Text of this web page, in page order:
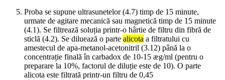
Proba se supune ultrasunetelor (4.7) timp de 15 minute,
urmate de agitare mecanică sau magnetică timp de 15 minute
(4.1). Se filtrează soluția printr-o hârtie de filtru din fibră de
sticlă (4.2). Se diluează o parte alicota a filtratului cu
amestecul de apa-metanol-acetonitril (3.12) până la o
concentrație finală în carbadox de 10-15 æg/ml (pentru o
preparare la 10%, factorul de diluție este de 10). O parte
alicota este filtrată printr-un filtru de 0,45